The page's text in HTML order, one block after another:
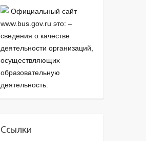
Официальный сайт
www.bus.gov.ru это: –
cведения о качестве
деятельности организаций,
осуществляющих
образовательную
деятельность.
Ссылки